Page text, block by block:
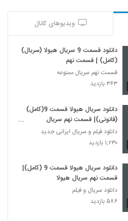
ویدیوهای کانال
دانلود قسمت 9 سریال هیولا (سریال)
(کامل) | قسمت نهم
قسمت نهم سریال ممنوعه
۳۶۳ بازدید
دانلود سریال هیولا قسمت 9(کامل)
(قانونی)| قسمت نهم سریال
هیولا(online)
دانلود فیلم و سریال ایرانی جدید
۱,۲۳۰ بازدید
دانلود سریال هیولا قسمت 9 (کامل)|
قسمت نهم سریال هیولا
دانلود سریال و فیلم
۵۸۶ بازدید